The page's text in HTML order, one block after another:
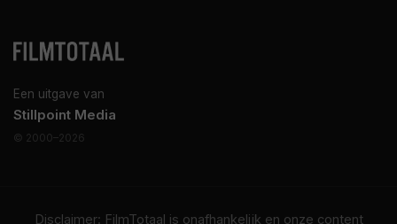
Een uitgave van
Stillpoint Media
© 2000–2026
Disclaimer: FilmTotaal is onafhankelijk en onze content